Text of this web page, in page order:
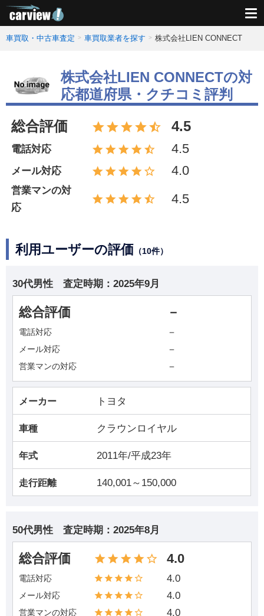
車買取・中古車査定 車買取業者を探す 株式会社LIEN CONNECT
株式会社LIEN CONNECTの対
応都道府県・クチコミ評判
総合評価 4.5
電話対応 4.5
メール対応 4.0
営業マンの対
応
4.5
利用ユーザーの評価 （10件）
30代男性 査定時期： 2025年9月
総合評価 －
電話対応 －
メール対応 －
営業マンの対応 －
メーカー トヨタ
車種 クラウンロイヤル
年式 2011年/平成23年
走行距離 140,001～150,000
50代男性 査定時期： 2025年8月
総合評価 4.0
電話対応 4.0
メール対応 4.0
営業マンの対応 4.0